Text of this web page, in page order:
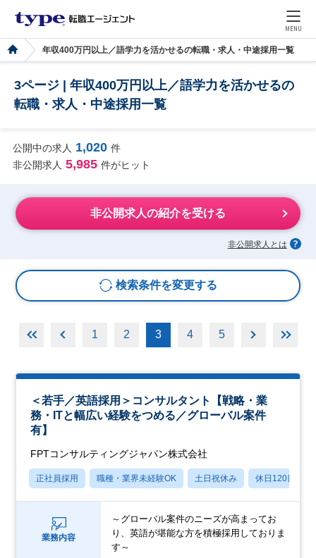
MENU
年収400万円以上／語学力を活かせるの転職・求人・中途採用一覧
3ページ | 年収400万円以上／語学力を活かせるの
転職・求人・中途採用一覧
公開中の求人 1,020 件
非公開求人 5,985 件がヒット
非公開求人の紹介を受ける
非公開求人とは
検索条件を変更する
1 2 3 4 5
＜若手／英語採用＞コンサルタント【戦略・業
務・ITと幅広い経験をつめる／グローバル案件
有】
FPTコンサルティングジャパン株式会社
正社員採用 職種・業界未経験OK 土日祝休み 休日120日以上
業務内容
～グローバル案件のニーズが高まってお
り、英語が堪能な方を積極採用しておりま
す～